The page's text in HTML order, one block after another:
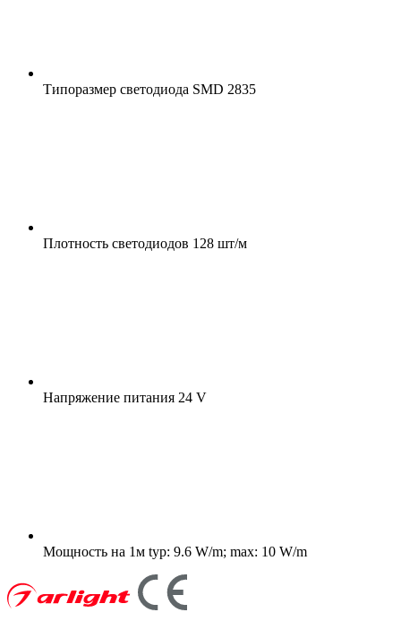
Типоразмер светодиода SMD 2835
Плотность светодиодов 128 шт/м
Напряжение питания 24 V
Мощность на 1м typ: 9.6 W/m; max: 10 W/m